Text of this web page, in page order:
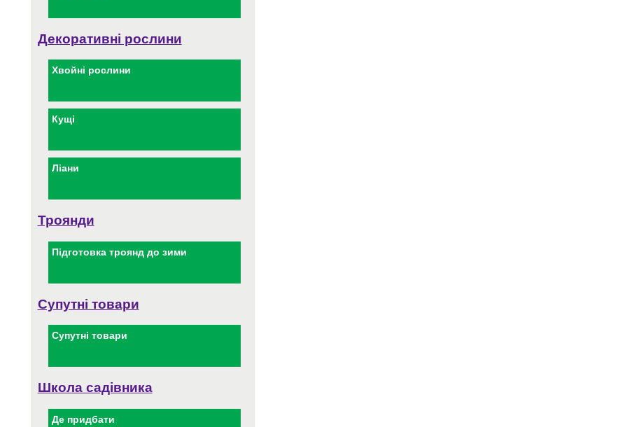
Декоративні рослини
Хвойні рослини
Кущі
Ліани
Троянди
Підготовка троянд до зими
Супутні товари
Супутні товари
Школа садівника
Де придбати